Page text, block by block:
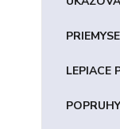
LEPIACE
POPRUHY